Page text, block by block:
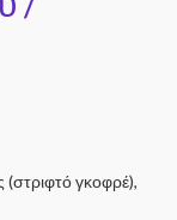
(στριφτό γκοφρέ),